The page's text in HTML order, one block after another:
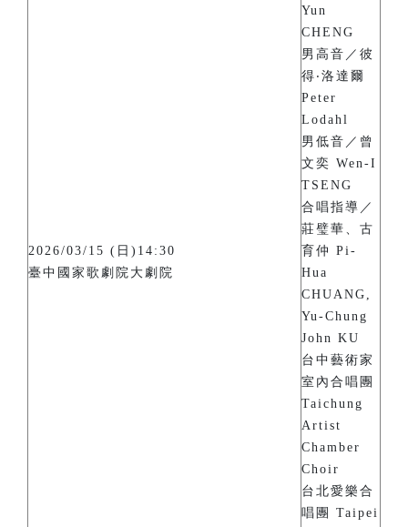
2026/03/15 (日)14:30
臺中國家歌劇院大劇院
Yun
CHENG
男高音／彼
得‧洛達爾
Peter
Lodahl
男低音／曾
文奕 Wen-I
TSENG
合唱指導／
莊璧華、古
育仲 Pi-
Hua
CHUANG,
Yu-Chung
John KU
台中藝術家
室內合唱團
Taichung
Artist
Chamber
Choir
台北愛樂合
唱團 Taipei